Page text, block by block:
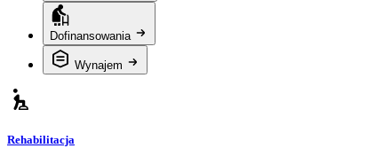
Dofinansowania
Wynajem
Rehabilitacja